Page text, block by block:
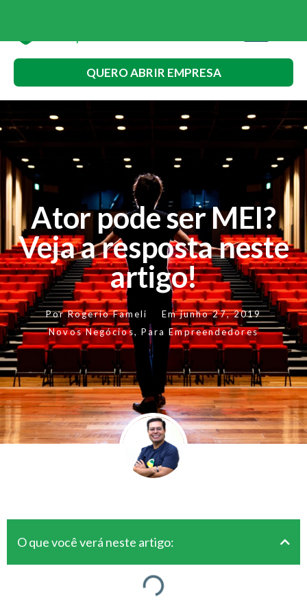
QUERO ABRIR EMPRESA
Ator pode ser MEI?
Veja a resposta neste
artigo!
PorRogerio Fameli Em junho 27, 2019
Novos Negócios, Para Empreendedores
O que você verá neste artigo: